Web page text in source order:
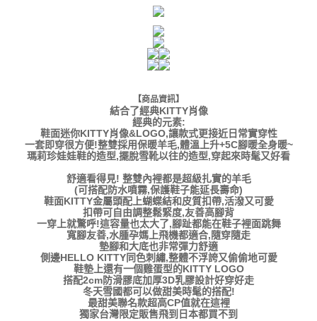
【商品資訊】
結合了經典KITTY肖像
經典的元素:
鞋面迷你KITTY肖像&LOGO,讓款式更接近日常實穿性
一套即穿很方便!整雙採用保暖羊毛,體溫上升+5C腳暖全身暖~
瑪莉珍娃娃鞋的造型,擺脫雪靴以往的造型,穿起來時髦又好看
舒適看得見! 整雙內裡都是超級扎實的羊毛
(可搭配防水噴霧,保護鞋子能延長壽命)
鞋面KITTY金屬頭配上蝴蝶結和皮質扣帶,活潑又可愛
扣帶可自由調整鬆緊度,友善高腳背
一穿上就驚呼!這容量也太大了,腳趾都能在鞋子裡面跳舞
寬腳友善,水腫孕媽上飛機都適合,隨穿隨走
墊腳和大底也非常彈力舒適
側邊HELLO KITTY同色刺繡,整體不浮誇又偷偷地可愛
鞋墊上還有一個雞蛋型的KITTY LOGO
搭配2cm防滑膠底加厚3D乳膠設計好穿好走
冬天雪國都可以做甜美時髦的搭配!
最甜美聯名款超高CP值就在這裡
獨家台灣限定販售飛到日本都買不到